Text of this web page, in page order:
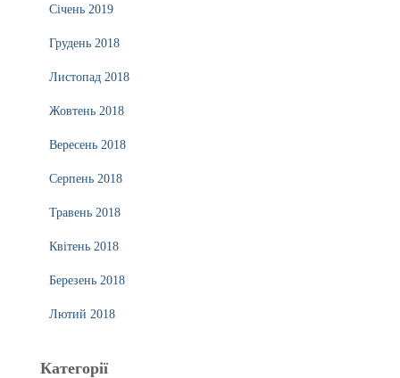
Січень 2019
Грудень 2018
Листопад 2018
Жовтень 2018
Вересень 2018
Серпень 2018
Травень 2018
Квітень 2018
Березень 2018
Лютий 2018
Категорії